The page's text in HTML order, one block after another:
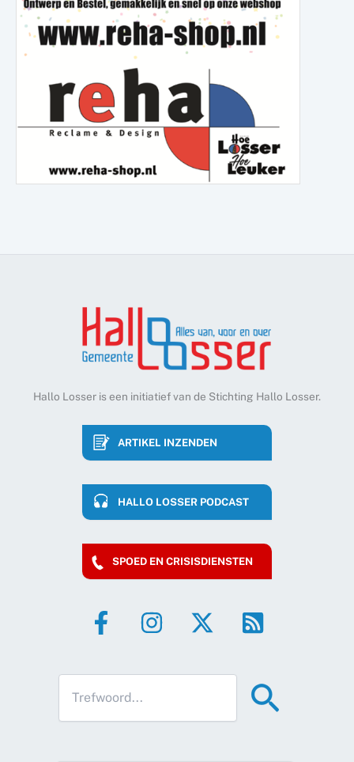
Hallo Losser is een initiatief van de Stichting Hallo Losser.
ARTIKEL INZENDEN
HALLO LOSSER PODCAST
SPOED EN CRISISDIENSTEN